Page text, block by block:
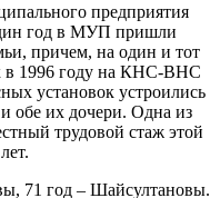
предприятия
год в МУП пришли
причем, на один и тот
в 1996 году на КНС-ВНС
установок устроились
обе их дочери. Одна из
трудовой стаж этой
71 год – Шайсултановы.